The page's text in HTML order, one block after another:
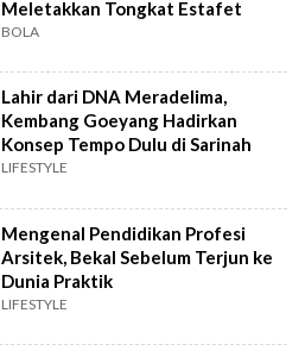
Meletakkan Tongkat Estafet
BOLA
Lahir dari DNA Meradelima,
Kembang Goeyang Hadirkan
Konsep Tempo Dulu di Sarinah
LIFESTYLE
Mengenal Pendidikan Profesi
Arsitek, Bekal Sebelum Terjun ke
Dunia Praktik
LIFESTYLE